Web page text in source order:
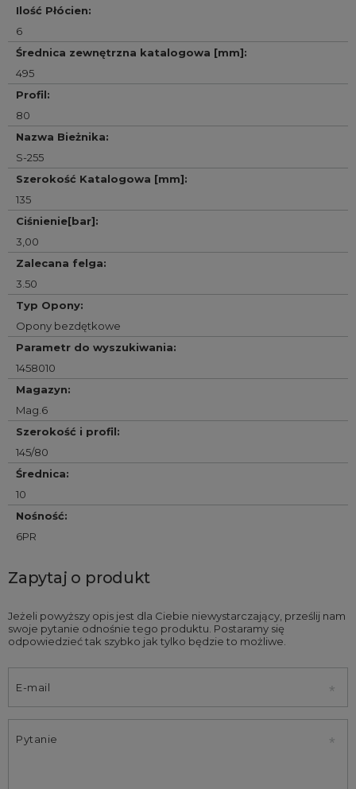
Ilość Płócien:
6
Średnica zewnętrzna katalogowa [mm]:
495
Profil:
80
Nazwa Bieżnika:
S-255
Szerokość Katalogowa [mm]:
135
Ciśnienie[bar]:
3,00
Zalecana felga:
3.50
Typ Opony:
Opony bezdętkowe
Parametr do wyszukiwania:
1458010
Magazyn:
Mag.6
Szerokość i profil:
145/80
Średnica:
10
Nośność:
6PR
Zapytaj o produkt
Jeżeli powyższy opis jest dla Ciebie niewystarczający, prześlij nam
swoje pytanie odnośnie tego produktu. Postaramy się
odpowiedzieć tak szybko jak tylko będzie to możliwe.
E-mail
Pytanie